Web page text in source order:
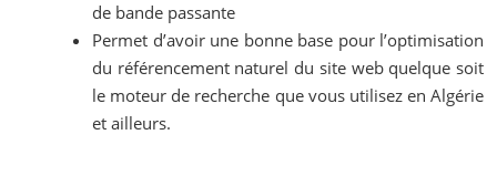
de bande passante
Permet d’avoir une bonne base pour l’optimisation
du référencement naturel du site web quelque soit
le moteur de recherche que vous utilisez en Algérie
et ailleurs.